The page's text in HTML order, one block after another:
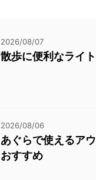
2026/08/07
散歩に便利なライ
2026/08/06
あぐらで使えるア
おすすめ